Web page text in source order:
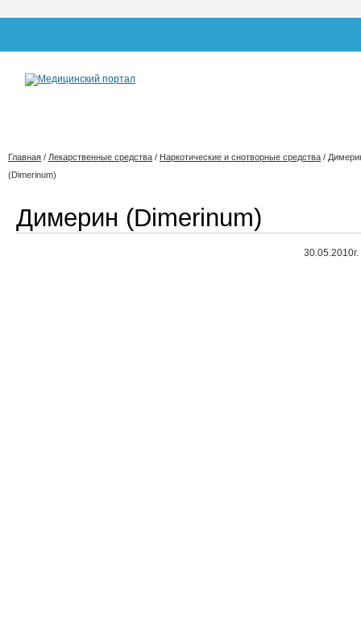
Главная / Лекарственные средства / Наркотические и снотворные средства /
(Dimerinum)
Димерин (Dimerinum)
30.05.2010г.